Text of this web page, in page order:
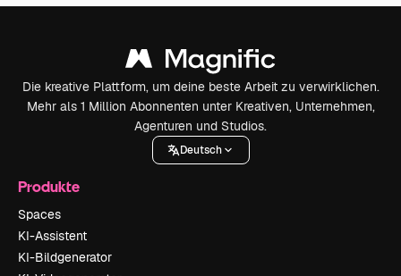
Die kreative Plattform, um deine beste Arbeit zu verwirklichen.
Mehr als 1 Million Abonnenten unter Kreativen, Unternehmen,
Agenturen und Studios.
Deutsch
Produkte
Spaces
KI-Assistent
KI-Bildgenerator